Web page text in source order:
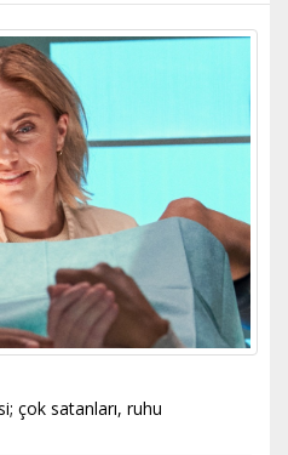
çok satanları, ruhu